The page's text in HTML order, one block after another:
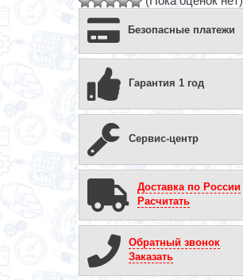
Безопасные платежи
Гарантия 1 год
Сервис-центр
Доставка по России
Расчитать
Обратный звонок
Заказать